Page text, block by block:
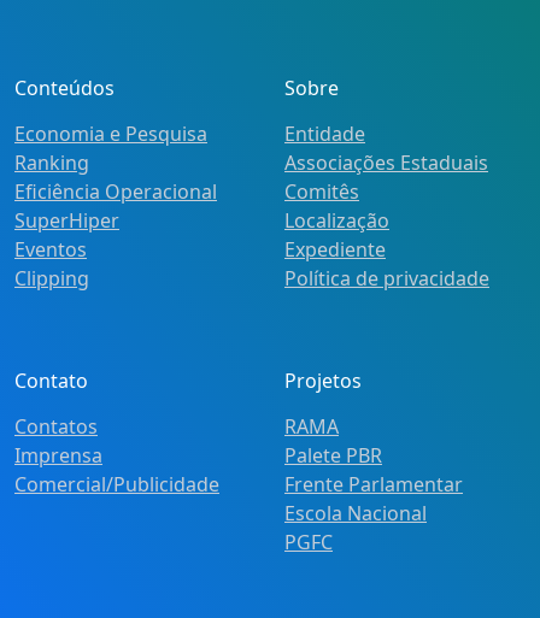
Conteúdos
Economia e Pesquisa
Ranking
Eficiência Operacional
SuperHiper
Eventos
Clipping
Sobre
Entidade
Associações Estaduais
Comitês
Localização
Expediente
Política de privacidade
Contato
Contatos
Imprensa
Comercial/Publicidade
Projetos
RAMA
Palete PBR
Frente Parlamentar
Escola Nacional
PGFC